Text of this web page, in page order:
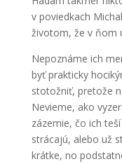
v poviedkach
životom, že v ňom
Nepoznáme ich
byť prakticky
stotožniť, pretože
Nevieme, ako
zázemie, čo ich
strácajú, alebo už
krátke, no